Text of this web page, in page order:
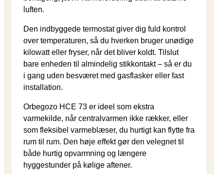
luften.
Den indbyggede termostat giver dig fuld kontrol
over temperaturen, så du hverken bruger unødige
kilowatt eller fryser, når det bliver koldt. Tilslut
bare enheden til almindelig stikkontakt – så er du
i gang uden besværet med gasflasker eller fast
installation.
Orbegozo HCE 73 er ideel som ekstra
varmekilde, når centralvarmen ikke rækker, eller
som fleksibel varmeblæser, du hurtigt kan flytte fra
rum til rum. Den høje effekt gør den velegnet til
både hurtig opvarmning og længere
hyggestunder på kølige aftener.